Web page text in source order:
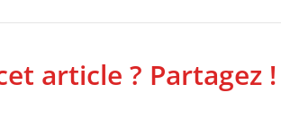
article ? Partagez !